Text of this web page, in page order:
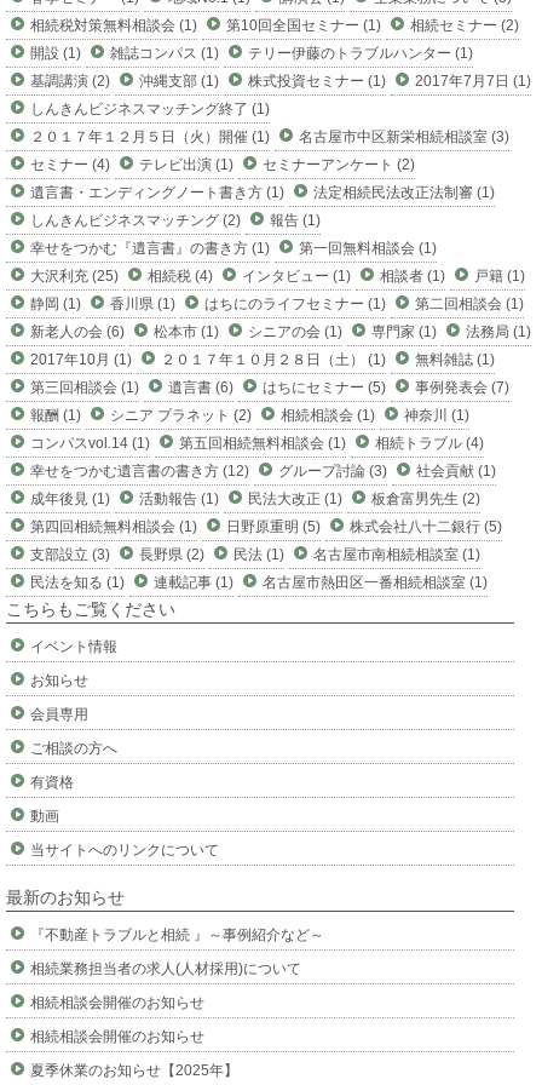
相続税対策無料相談会 (1)
第10回全国セミナー (1)
相続セミナー (2)
開設 (1)
雑誌コンパス (1)
テリー伊藤のトラブルハンター (1)
基調講演 (2)
沖縄支部 (1) 株式投資セミナー (1)
2017年7月7日 (1)
しんきんビジネスマッチング終了 (1)
２０１７年１２月５日（火）開催 (1)
名古屋市中区新栄相続相談室 (3)
セミナー (4)
テレビ出演 (1)
セミナーアンケート (2)
遺言書・エンディングノート書き方 (1)
法定相続民法改正法制審 (1)
しんきんビジネスマッチング (2)
報告 (1)
幸せをつかむ『遺言書』の書き方 (1)
第一回無料相談会 (1)
大沢利充 (25)
相続税 (4) インタビュー (1) 相談者 (1)
戸籍 (1)
静岡 (1)
香川県 (1) はちにのライフセミナー (1)
第二回相談会 (1)
新老人の会 (6)
松本市 (1) シニアの会 (1) 専門家 (1)
法務局 (1)
2017年10月 (1)
２０１７年１０月２８日（土） (1)
無料雑誌 (1)
第三回相談会 (1)
遺言書 (6) はちにセミナー (5)
事例発表会 (7)
報酬 (1)
シニア プラネット (2) 相続相談会 (1)
神奈川 (1)
コンパスvol.14 (1)
第五回相続無料相談会 (1)
相続トラブル (4)
幸せをつかむ遺言書の書き方 (12)
グループ討論 (3)
社会貢献 (1)
成年後見 (1)
活動報告 (1) 民法大改正 (1)
板倉富男先生 (2)
第四回相続無料相談会 (1)
日野原重明 (5)
株式会社八十二銀行 (5)
支部設立 (3)
長野県 (2) 民法 (1)
名古屋市南相続相談室 (1)
民法を知る (1)
連載記事 (1) 名古屋市熱田区一番相続相談室 (1)
こちらもご覧ください
イベント情報
お知らせ
会員専用
ご相談の方へ
有資格
動画
当サイトへのリンクについて
最新のお知らせ
『不動産トラブルと相続 』～事例紹介など～
相続業務担当者の求人(人材採用)について
相続相談会開催のお知らせ
相続相談会開催のお知らせ
夏季休業のお知らせ【2025年】